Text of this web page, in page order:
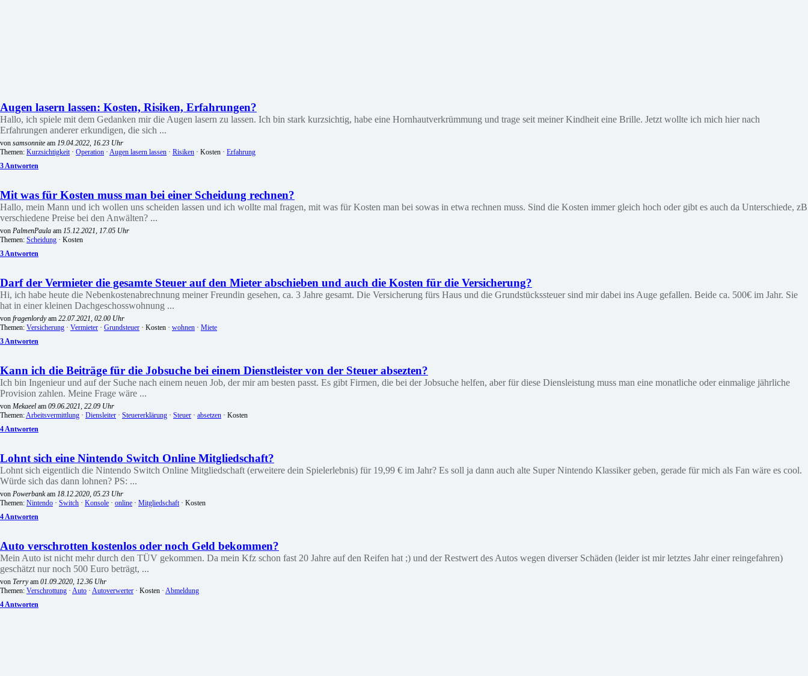
Augen lasern lassen: Kosten, Risiken, Erfahrungen?
Hallo, ich spiele mit dem Gedanken mir die Augen lasern zu lassen. Ich bin stark kurzsichtig, habe eine Hornhautverkrümmung und trage seit meiner Kindheit eine Brille. Jetzt wollte ich mich hier nach
Erfahrungen anderer erkundigen, die sich ...
von samsonnite am 19.04.2022, 16.23 Uhr
Themen: Kurzsichtigkeit· Operation · Augen lasern lassen · Risiken · Kosten · Erfahrung
3 Antworten
Mit was für Kosten muss man bei einer Scheidung rechnen?
Hallo, mein Mann und ich wollen uns scheiden lassen und ich wollte mal fragen, mit was für Kosten man bei sowas in etwa rechnen muss. Sind die Kosten immer gleich hoch oder gibt es auch da Unterschiede, zB
verschiedene Preise bei den Anwälten? ...
von PalmenPaula am 15.12.2021, 17.05 Uhr
Themen: Scheidung · Kosten
3 Antworten
Darf der Vermieter die gesamte Steuer auf den Mieter abschieben und auch die Kosten für die Versicherung?
Hi, ich habe heute die Nebenkostenabrechnung meiner Freundin gesehen, ca. 3 Jahre gesamt. Die Versicherung fürs Haus und die Grundstückssteuer sind mir dabei ins Auge gefallen. Beide ca. 500€ im Jahr. Sie
hat in einer kleinen Dachgeschosswohnung ...
von fragenlordyam 22.07.2021, 02.00 Uhr
Themen: Versicherung · Vermieter · Grundsteuer · Kosten · wohnen · Miete
3 Antworten
Kann ich die Beiträge für die Jobsuche bei einem Dienstleister von der Steuer absezten?
Ich bin Ingenieur und auf der Suche nach einem neuen Job, der mir am besten passt. Es gibt Firmen, die bei der Jobsuche helfen, aber für diese Diensleistung muss man eine monatliche oder einmalige jährliche
Provision zahlen. Meine Frage wäre ...
von Mekaeel am 09.06.2021, 22.09 Uhr
Themen:Arbeitsvermittlung · Diensleiter · Steuererklärung · Steuer · absetzen · Kosten
4 Antworten
Lohnt sich eine Nintendo Switch Online Mitgliedschaft?
Lohnt sich eigentlich die Nintendo Switch Online Mitgliedschaft (erweitere dein Spielerlebnis) für 19,99 € im Jahr? Es soll ja dann auch alte Super Nintendo Klassiker geben, gerade für mich als Fan wäre es cool.
Würde sich das dann lohnen? PS: ...
von Powerbankam 18.12.2020, 05.23 Uhr
Themen: Nintendo · Switch · Konsole · online · Mitgliedschaft· Kosten
4 Antworten
Auto verschrotten kostenlos oder noch Geld bekommen?
Mein Auto ist nicht mehr durch den TÜV gekommen. Da mein Kfz schon fast 20 Jahre auf den Reifen hat ;) und der Restwert des Autos wegen diverser Schäden (leider ist mir letztes Jahr einer reingefahren)
geschätzt nur noch 500 Euro beträgt, ...
von Terryam 01.09.2020, 12.36 Uhr
Themen: Verschrottung · Auto · Autoverwerter · Kosten · Abmeldung
4 Antworten